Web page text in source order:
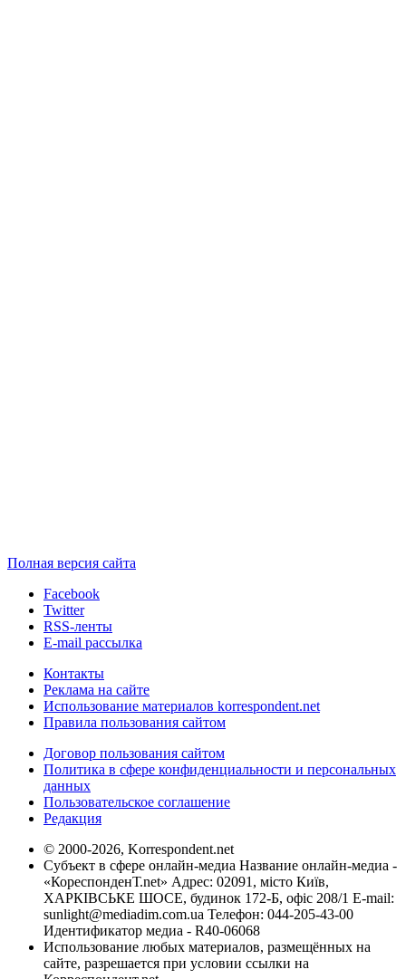
Полная версия сайта
Facebook
Twitter
RSS-ленты
E-mail рассылка
Контакты
Реклама на сайте
Использование материалов korrespondent.net
Правила пользования сайтом
Договор пользования сайтом
Политика в сфере конфиденциальности и персональных
данных
Пользовательское соглашение
Редакция
© 2000-2026, Korrespondent.net
Субъект в сфере онлайн-медиа Название онлайн-медиа -
«КореспонденТ.net» Адрес: 02091, місто Київ,
ХАРКІВСЬКЕ ШОСЕ, будинок 172-Б, офіс 208/1 E-mail:
sunlight@mediadim.com.ua Телефон: 044-205-43-00
Идентификатор медиа - R40-06068
Использование любых материалов, размещённых на
сайте, разрешается при условии ссылки на